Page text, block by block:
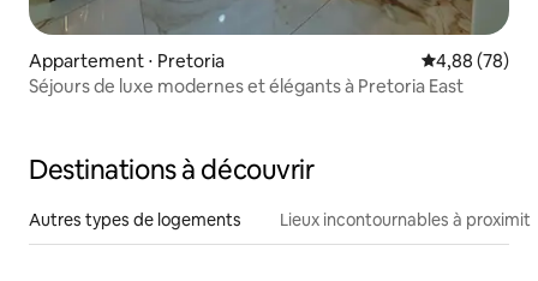
Appartement ⋅ Pretoria Évaluation
4,88 (78)
Séjours de luxe modernes et élégants à Pretoria East
Destinations à découvrir
Autres types de logements Lieux incontournables à